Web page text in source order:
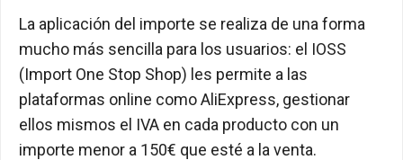
La aplicación del importe se realiza de una forma
mucho más sencilla para los usuarios: el IOSS
(Import One Stop Shop) les permite a las
plataformas online como AliExpress, gestionar
ellos mismos el IVA en cada producto con un
importe menor a 150€ que esté a la venta.